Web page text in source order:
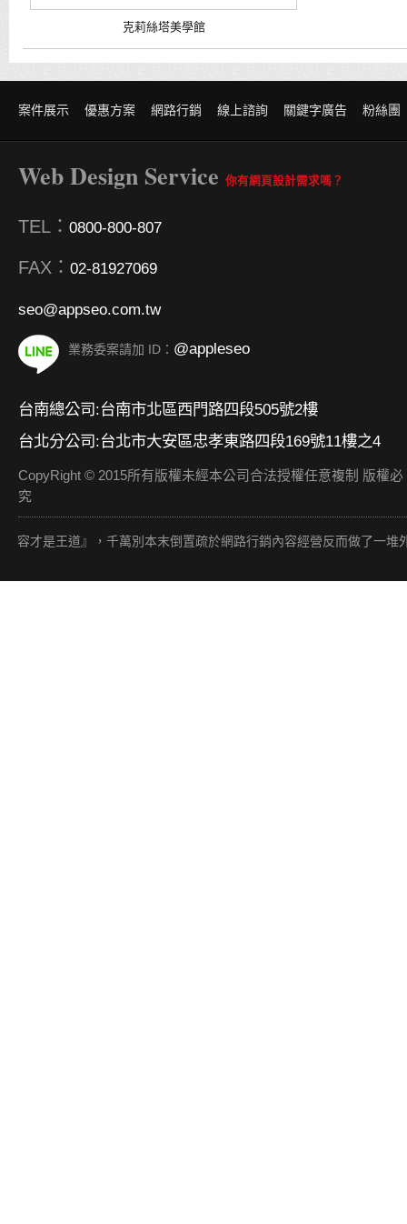
克莉絲塔美學館
案件展示 優惠方案 網路行銷 線上諮詢 關鍵字廣告 粉絲團
Web Design Service 你有網頁設計需求嗎？
TEL： 0800-800-807
FAX： 02-81927069
seo@appseo.com.tw
業務委案請加 ID： @appleseo
台南總公司:台南市北區西門路四段505號2樓
台北分公司:台北市大安區忠孝東路四段169號11樓之4
CopyRight © 2015所有版權未經本公司合法授權任意複制 版權必
究
，千萬別本末倒置疏於網路行銷內容經營反而做了一堆外部連結